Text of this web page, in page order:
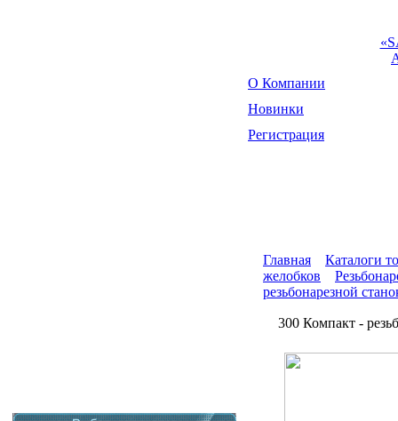
О Компании
Новинки
Регистрация
Главная
Каталоги
желобков
резьбонарезной
300 Компакт -